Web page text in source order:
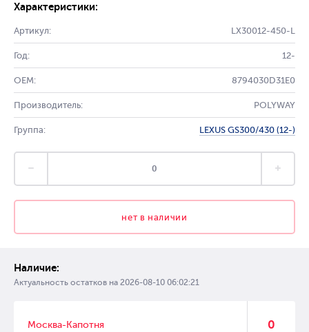
Характеристики:
Артикул: LX30012-450-L
Год: 12-
OEM: 8794030D31E0
Производитель: POLYWAY
Группа: LEXUS GS300/430 (12-)
нет в наличии
Наличие:
Актуальность остатков на 2026-08-10 06:02:21
Москва-Капотня 0